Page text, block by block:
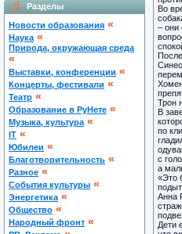
Разделы
Новости образования «
Наука «
Природа, окружающая среда
«
Выставки, конференции «
Концерты, фестивали «
Театр «
Образование в РуНете «
Музыка, культура «
IT «
Юбилеи «
Благотворительность «
Разное «
Cобытия культуры «
Энергетика «
Общество «
Народный фронт «
Во
– они
Трон
В
по
с
а
«Это
Анна
Дети